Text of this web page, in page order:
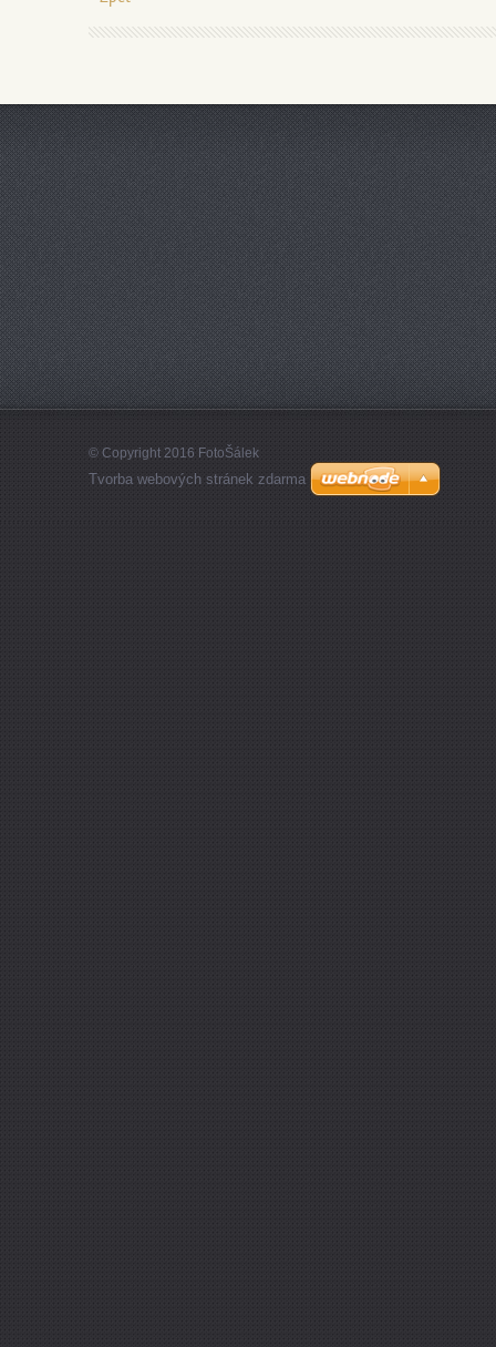
© Copyright 2016 FotoŠálek
Tvorba webových stránek zdarma